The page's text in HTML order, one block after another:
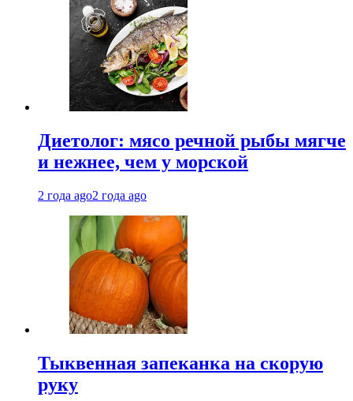
Диетолог: мясо речной рыбы мягче
и нежнее, чем у морской
2 года ago2 года ago
Тыквенная запеканка на скорую
руку